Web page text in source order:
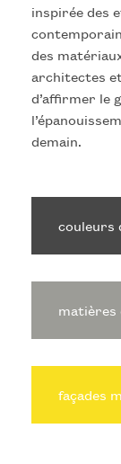
inspirée des
des
architectes
d’affirmer le
demain.
couleurs
matières
façades